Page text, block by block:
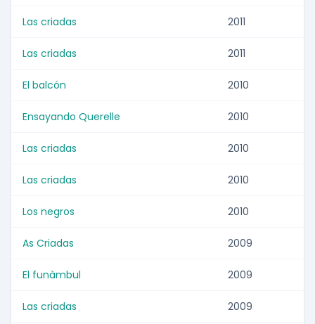
Las criadas 2011
Las criadas 2011
El balcón 2010
Ensayando Querelle 2010
Las criadas 2010
Las criadas 2010
Los negros 2010
As Criadas 2009
El funàmbul 2009
Las criadas 2009